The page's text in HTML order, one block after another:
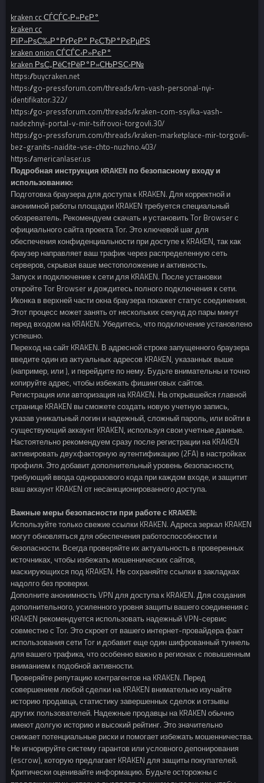
kraken cc СЃСЃС‹Р»РєР°
kraken cc
РїР»РѕС‰Р°РґРєР° РєСЂР°РєРµРЅ
kraken onion СЃСЃС‹Р»РєР°
kraken РѕС„РёС†РёР°Р»СЊРЅС‹Р№
https://buycraken.net
https://go-pressforum.com/threads/krn-vash-personal-nyi-
identifikator.322/
https://go-pressforum.com/threads/kraken-com-ssylka-vash-
nadezhnyi-portal-v-mir-tsifrovoi-torgovli.30/
https://go-pressforum.com/threads/kraken-marketplace-mir-torgovli-
bez-granits-naidite-vse-chto-nuzhno.403/
https://americanlaser.us
Подробная инструкция KRAKEN по безопасному входу и
использованию:
Подготовка браузера для доступа к KRAKEN. Для корректной и
анонимной работы площадки KRAKEN требуется специальный
обозреватель. Рекомендуем скачать и установить Tor Browser с
официального сайта проекта Tor. Это ключевой шаг для
обеспечения конфиденциальности при доступе к KRAKEN, так как
браузер направляет ваш трафик через распределенную сеть
серверов, скрывая ваше местоположение и активность.
Запуск и подключение к сети для KRAKEN. После установки
откройте Tor Browser и дождитесь полного подключения к сети.
Иконка в верхней части окна браузера покажет статус соединения.
Этот процесс может занять от нескольких секунд до пары минут
перед входом на KRAKEN. Убедитесь, что подключение установлено
успешно.
Переход на сайт KRAKEN. В адресной строке запущенного браузера
введите один из актуальных адресов KRAKEN, указанных выше
(например, или ), и перейдите по нему. Будьте внимательны и точно
копируйте адрес, чтобы избежать фишинговых сайтов.
Регистрация или авторизация на KRAKEN. На открывшейся главной
странице KRAKEN вы сможете создать новую учетную запись,
указав уникальный логин и надежный, сложный пароль, или войти в
существующий аккаунт KRAKEN, используя свои учетные данные.
Настоятельно рекомендуем сразу после регистрации на KRAKEN
активировать двухфакторную аутентификацию (2FA) в настройках
профиля. Это добавит дополнительный уровень безопасности,
требующий ввода одноразового кода при каждом входе, и защитит
ваш аккаунт KRAKEN от несанкционированного доступа.
Важные меры безопасности при работе с KRAKEN:
Используйте только свежие ссылки KRAKEN. Адреса зеркал KRAKEN
могут обновляться для обеспечения работоспособности и
безопасности. Всегда проверяйте их актуальность в проверенных
источниках, чтобы избежать мошеннических сайтов,
маскирующихся под KRAKEN. Не сохраняйте ссылки в закладках
надолго без проверки.
Дополните анонимность VPN для доступа к KRAKEN. Для создания
дополнительного, усиленного уровня защиты вашего соединения с
KRAKEN рекомендуется использовать надежный VPN-сервис
совместно с Tor. Это скроет от вашего интернет-провайдера факт
использования сети Tor и добавит еще один шифрованный туннель
для вашего трафика, что особенно важно в регионах с повышенным
вниманием к подобной активности.
Проверяйте репутацию контрагентов на KRAKEN. Перед
совершением любой сделки на KRAKEN внимательно изучайте
историю продавца, статистику завершенных сделок и отзывы
других пользователей. Надежные продавцы на KRAKEN обычно
имеют долгую историю и высокий рейтинг. Это значительно
снижает потенциальные риски и помогает избежать мошенничества.
Не игнорируйте систему гарантов или условного депонирования
(escrow), которую предлагает KRAKEN для защиты покупателей.
Критически оценивайте информацию. Будьте осторожны с